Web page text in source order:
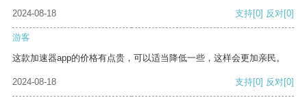
2024-08-18 支持[0] 反对[0]
游客
这款加速器app的价格有点贵，可以适当降低一些，这样会更加亲民。
2024-08-18 支持[0] 反对[0]